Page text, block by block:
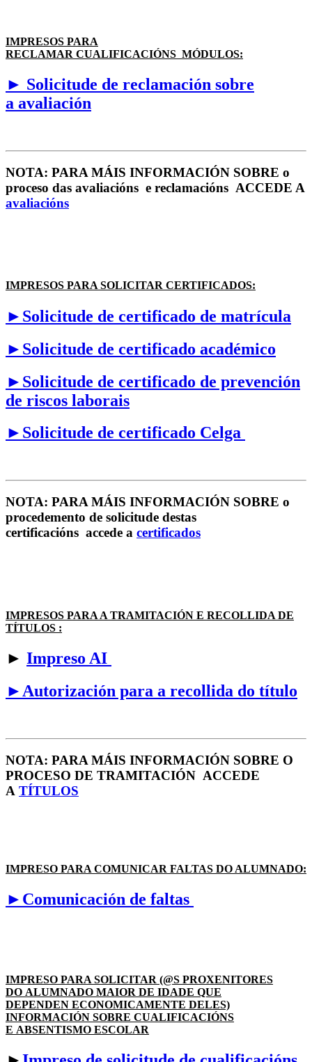
IMPRESOS PARA
RECLAMAR CUALIFICACIÓNS MÓDULOS:
► Solicitude de reclamación sobre
a avaliación
NOTA: PARA MÁIS INFORMACIÓN SOBRE o
proceso das avaliacións e reclamacións ACCEDE A
avaliacións
IMPRESOS PARA SOLICITAR CERTIFICADOS:
►Solicitude de certificado de matrícula
►Solicitude de certificado académico
►Solicitude de certificado de prevención
de riscos laborais
►Solicitude de certificado Celga
NOTA: PARA MÁIS INFORMACIÓN SOBRE o
procedemento de solicitude destas
certificacións accede a certificados
IMPRESOS PARA A TRAMITACIÓN E RECOLLIDA DE
TÍTULOS :
► Impreso AI
►Autorización para a recollida do título
NOTA: PARA MÁIS INFORMACIÓN SOBRE O
PROCESO DE TRAMITACIÓN ACCEDE
A TÍTULOS
IMPRESO PARA COMUNICAR FALTAS DO ALUMNADO:
►Comunicación de faltas
IMPRESO PARA SOLICITAR (@S PROXENITORES
DO ALUMNADO MAIOR DE IDADE QUE
DEPENDEN ECONOMICAMENTE DELES)
INFORMACIÓN SOBRE CUALIFICACIÓNS
E ABSENTISMO ESCOLAR